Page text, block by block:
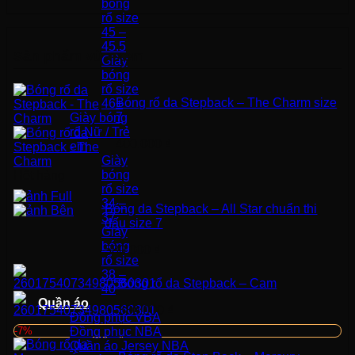
bóng
rổ size
45 –
45.5
Giày
bóng
rổ size
46+
Giày bóng
rổ Nữ / Trẻ
em
Giày
bóng
rổ size
34 –
37
Giày
bóng
rổ size
38 –
40
Quần áo
Đồng phục VBA
Đồng phục NBA
Quần áo Jersey NBA
Sản phẩm vừa xem
Bóng rổ da Stepback – The Charm size
7
Bóng da Stepback – All Star chuẩn thi
đấu size 7
580.000
Bóng rổ da Stepback – Cam
380.000
-7%